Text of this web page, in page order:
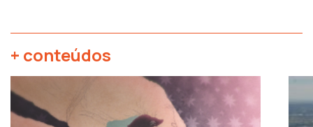
+ conteúdos